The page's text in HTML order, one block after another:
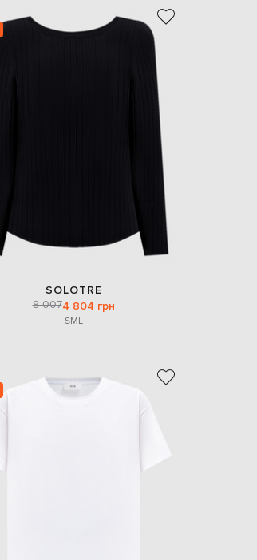
Hungary
Italy
Latvia
Lithuania
Luxembourg
Portugal
Slovakia
SOLOTRE
8 0074 804 грн
SML